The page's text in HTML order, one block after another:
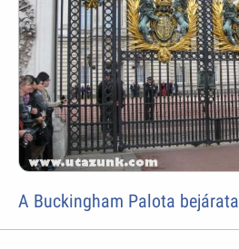
A Buckingham Palota bejárata